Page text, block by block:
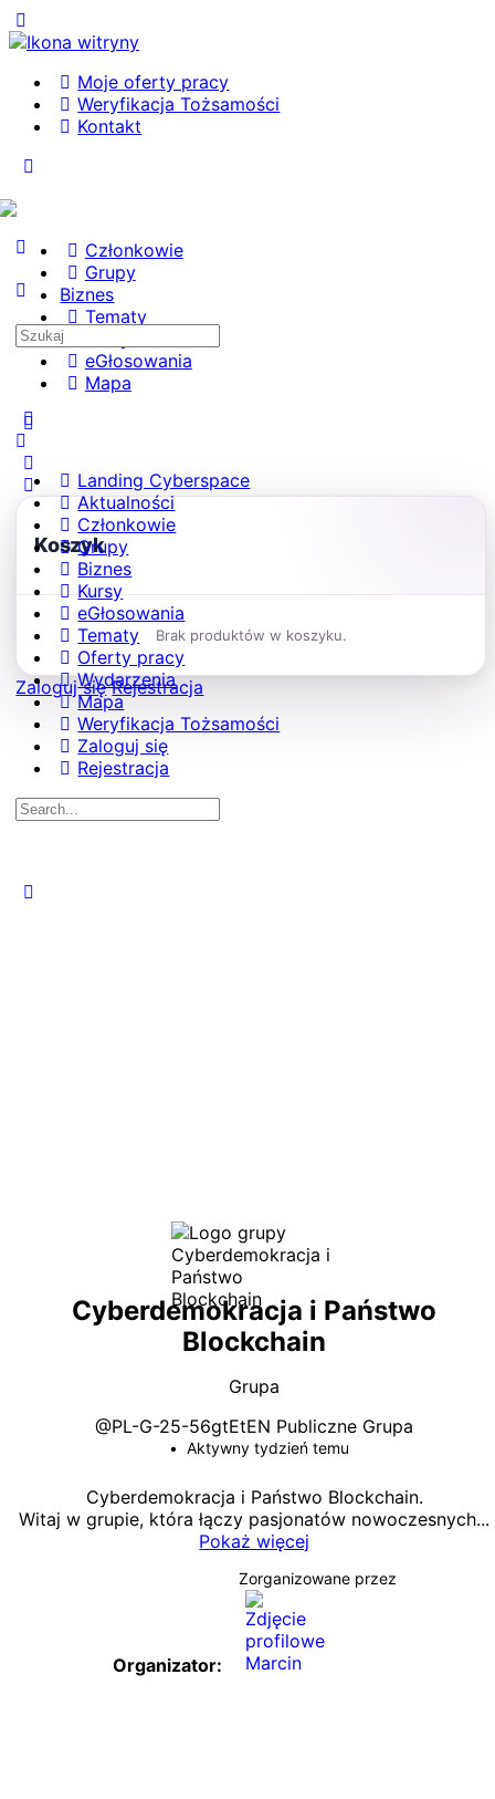
Side
Moje oferty pracy
Weryfikacja Tożsamości
Kontakt
Członkowie
Grupy
Biznes
Tematy
eGłosowania
Mapa
Koszyk
Brak produktów w koszyku.
Zaloguj się Rejestracja
Search
for:
Landing Cyberspace
Aktualności
Członkowie
Grupy
Biznes
Kursy
eGłosowania
Tematy
Oferty pracy
Wydarzenia
Mapa
Weryfikacja Tożsamości
Zaloguj się
Rejestracja
Search
Cyberdemokracja i Państwo
Blockchain
Grupa
@PL-G-25-56gtEtEN Publiczne Grupa
Aktywny tydzień temu
Cyberdemokracja i Państwo Blockchain.
Witaj w grupie, która łączy pasjonatów nowoczesnych...
Pokaż więcej
Organizator:
Zorganizowane przez